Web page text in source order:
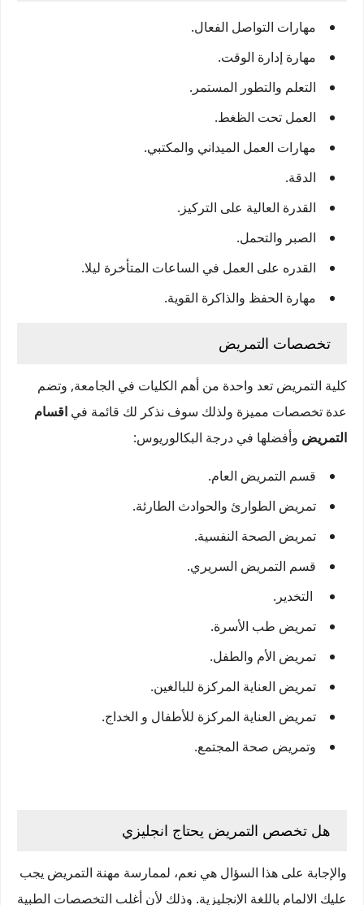
مهارات التواصل الفعال.
مهارة إدارة الوقت.
التعلم والتطور المستمر.
العمل تحت الظغط.
مهارات العمل الميداني والمكتبي.
الدقة.
القدرة العالية على التركيز.
الصبر والتحمل.
القدره على العمل في الساعات المتأخرة ليلا.
مهارة الحفظ والذاكرة القوية.
تخصصات التمريض
كلية التمريض تعد واحدة من أهم الكليات في الجامعة, وتضم
عدة تخصصات مميزة ولذلك سوف نذكر لك قائمة في اقسام
التمريض وأفضلها في درجة البكالوريوس:
قسم التمريض العام.
تمريض الطوارئ والحوادث الطارئة.
تمريض الصحة النفسية.
قسم التمريض السريري.
التخدير.
تمريض طب الأسرة.
تمريض الأم والطفل.
تمريض العناية المركزة للبالغين.
تمريض العناية المركزة للأطفال و الخداج.
وتمريض صحة المجتمع.
هل تخصص التمريض يحتاج انجليزي
والإجابة على هذا السؤال هي نعم، لممارسة مهنة التمريض يجب
عليك الالمام باللغة الإنجليزية. وذلك لأن أغلب التخصصات الطبية